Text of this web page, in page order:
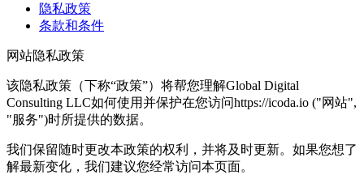
隐私政策
条款和条件
网站隐私政策
该隐私政策（下称“政策”）将帮您理解Global Digital
Consulting LLC如何使用并保护在您访问https://icoda.io ("网站",
"服务")时所提供的数据。
我们保留随时更改本政策的权利，并将及时更新。如果您想了
解最新变化，我们建议您经常访问本页面。